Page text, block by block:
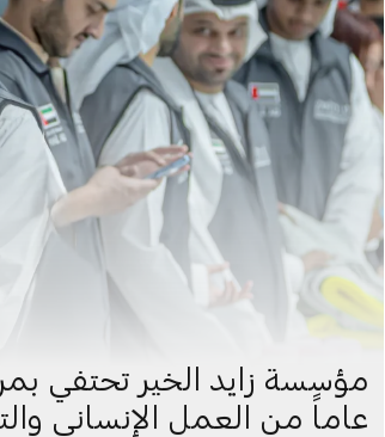
عاماً من العمل الإنساني